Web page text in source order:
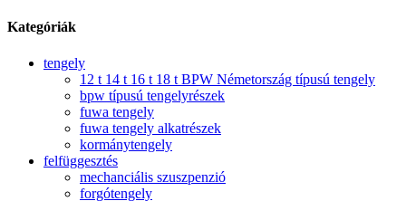
Kategóriák
tengely
12 t 14 t 16 t 18 t BPW Németország típusú tengely
bpw típusú tengelyrészek
fuwa tengely
fuwa tengely alkatrészek
kormánytengely
felfüggesztés
mechanciális szuszpenzió
forgótengely